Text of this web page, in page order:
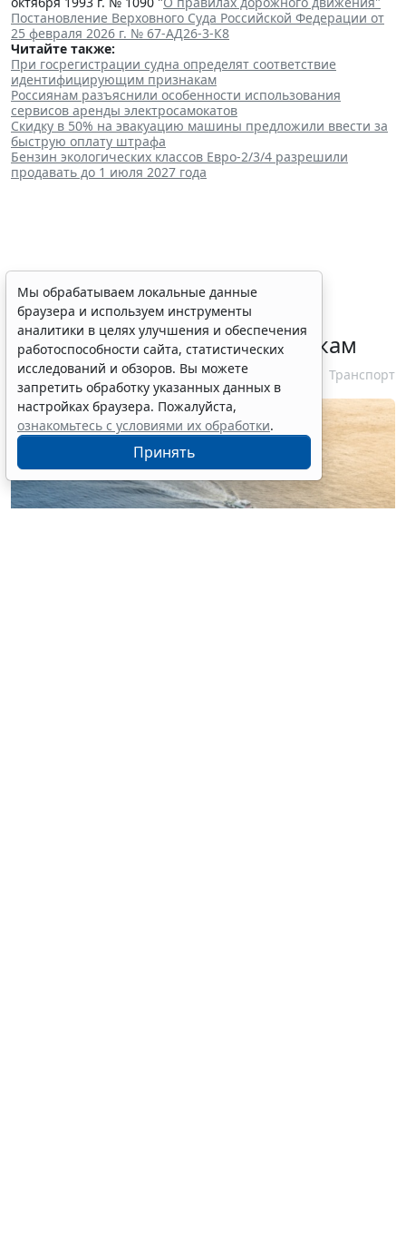
Постановление Верховного Суда Российской Федерации от
25 февраля 2026 г. № 67-АД26-3-К8
Читайте также:
При госрегистрации судна определят соответствие
идентифицирующим признакам
Россиянам разъяснили особенности использования
сервисов аренды электросамокатов
Скидку в 50% на эвакуацию машины предложили ввести за
быструю оплату штрафа
Бензин экологических классов Евро-2/3/4 разрешили
продавать до 1 июля 2027 года
При госрегистрации судна
определят соответствие
идентифицирующим признакам
7 августа 2026 12:34 Транспорт
Мы обрабатываем локальные данные
браузера и используем инструменты
аналитики в целях улучшения и обеспечения
работоспособности сайта, статистических
исследований и обзоров. Вы можете
запретить обработку указанных данных в
настройках браузера. Пожалуйста,
ознакомьтесь с условиями их обработки.
Принять